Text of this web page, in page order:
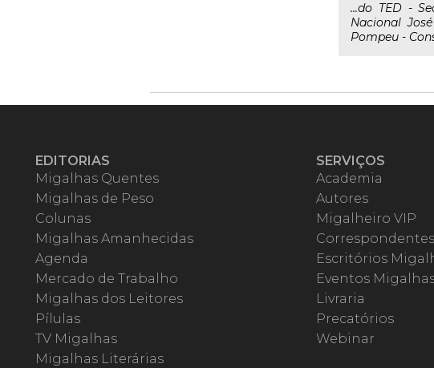
...do TED -
Nacional
Pompeu -
EDITORIAS
Migalhas Quentes
Migalhas de Peso
Colunas
Migalhas Amanhecidas
Agenda
Mercado de Trabalho
Migalhas dos Leitores
Pílulas
TV Migalhas
Migalhas Literárias
SERVIÇOS
Academia
Autores
Migalheiro VIP
Correspondentes
Escritórios
Eventos
Livraria
Precatórios
Webinar